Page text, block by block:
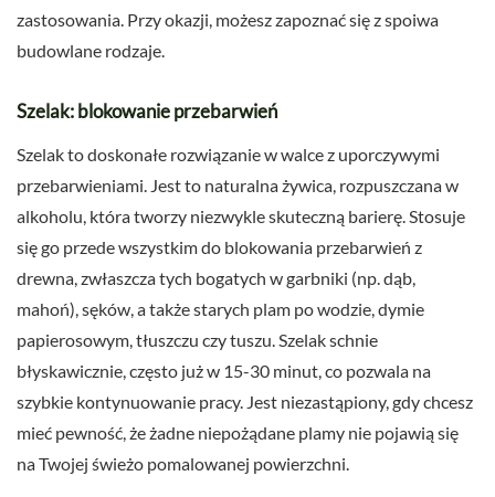
zastosowania. Przy okazji, możesz zapoznać się z spoiwa
budowlane rodzaje.
Szelak: blokowanie przebarwień
Szelak to doskonałe rozwiązanie w walce z uporczywymi
przebarwieniami. Jest to naturalna żywica, rozpuszczana w
alkoholu, która tworzy niezwykle skuteczną barierę. Stosuje
się go przede wszystkim do blokowania przebarwień z
drewna, zwłaszcza tych bogatych w garbniki (np. dąb,
mahoń), sęków, a także starych plam po wodzie, dymie
papierosowym, tłuszczu czy tuszu. Szelak schnie
błyskawicznie, często już w 15-30 minut, co pozwala na
szybkie kontynuowanie pracy. Jest niezastąpiony, gdy chcesz
mieć pewność, że żadne niepożądane plamy nie pojawią się
na Twojej świeżo pomalowanej powierzchni.